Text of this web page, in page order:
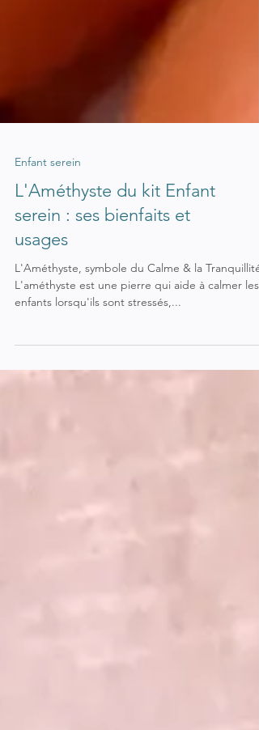
L'Améthyste du kit Enfant
serein : ses bienfaits et
usages
L'améthyste est une pierre qui aide à calmer les
enfants lorsqu'ils sont stressés,...